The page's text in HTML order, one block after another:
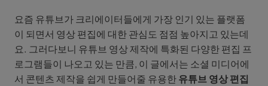
요즘 유튜브가 크리에이터들에게 가장 인기 있는 플랫폼
이 되면서 영상 편집에 대한 관심도 점점 높아지고 있는데
요. 그러다보니 유튜브 영상 제작에 특화된 다양한 편집 프
로그램들이 나오고 있는 만큼, 이 글에서는 소셜 미디어에
서 콘텐츠 제작을 쉽게 만들어줄 유용한유튜브 영상 편집